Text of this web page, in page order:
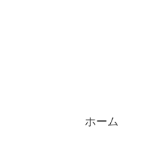
ホーム